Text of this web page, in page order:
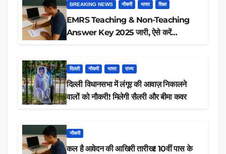
BREAKING NEWS नौकरी भारत शिक्षा
EMRS Teaching & Non-Teaching
Answer Key 2025 जारी, ऐसे करें
दिल्ली नौकरी भारत राज्य
दिल्ली विधानसभा में लंगूर की आवाज़ निकालने
वालों को नौकरी! मिलेगी सैलरी और बीमा कवर
नौकरी
कल है आवेदन की आखिरी तारीख! 10वीं पास के